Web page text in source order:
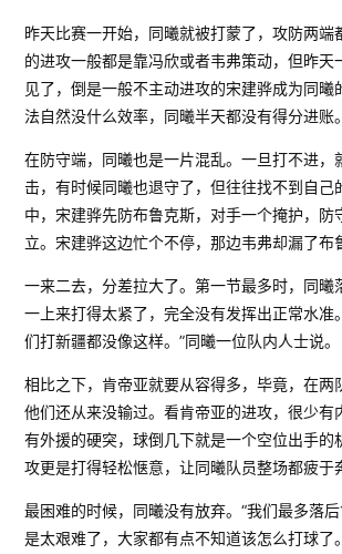
昨天比赛一开始，同曦就被打蒙了，攻防两端
的进攻一般都是靠冯欣或者韦弗策动，但昨天
见了，倒是一般不主动进攻的宋建骅成为同曦
法自然没什么效率，同曦半天都没有得分进账。
在防守端，同曦也是一片混乱。一旦打不进，
击，有时候同曦也退守了，但往往找不到自己
中，宋建骅先防布鲁克斯，对手一个掩护，防
立。宋建骅这边忙个不停，那边韦弗却漏了布
一来二去，分差拉大了。第一节最多时，同曦
一上来打得太紧了，完全没有发挥出正常水准
们打新疆都没像这样。”同曦一位队内人士说。
相比之下，肯帝亚就要从容得多，毕竟，在两
他们还从来没输过。看肯帝亚的进攻，很少有
有外援的硬突，球倒几下就是一个空位出手的
攻更是打得轻松惬意，让同曦队员整场都疲于
最困难的时候，同曦没有放弃。“我们最多落
是太艰难了，大家都有点不知道该怎么打球了